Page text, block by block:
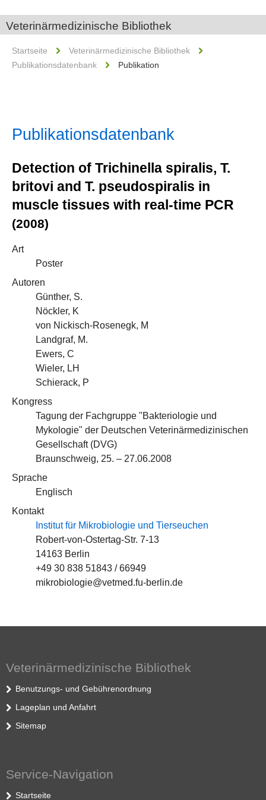
Veterinärmedizinische Bibliothek
Startseite
Veterinärmedizinische Bibliothek
Publikationsdatenbank
Publikation
Publikationsdatenbank
Detection of Trichinella spiralis, T.
britovi and T. pseudospiralis in
muscle tissues with real-time PCR
(2008)
Art
Poster
Autoren
Günther, S.
Nöckler, K
von Nickisch-Rosenegk, M
Landgraf, M.
Ewers, C
Wieler, LH
Schierack, P
Kongress
Tagung der Fachgruppe "Bakteriologie und
Mykologie" der Deutschen Veterinärmedizinischen
Gesellschaft (DVG)
Braunschweig, 25. – 27.06.2008
Sprache
Englisch
Kontakt
Institut für Mikrobiologie und Tierseuchen
Robert-von-Ostertag-Str. 7-13
14163 Berlin
+49 30 838 51843 / 66949
mikrobiologie@vetmed.fu-berlin.de
Veterinärmedizinische Bibliothek
Benutzungs- und Gebührenordnung
Lageplan und Anfahrt
Sitemap
Service-Navigation
Startseite